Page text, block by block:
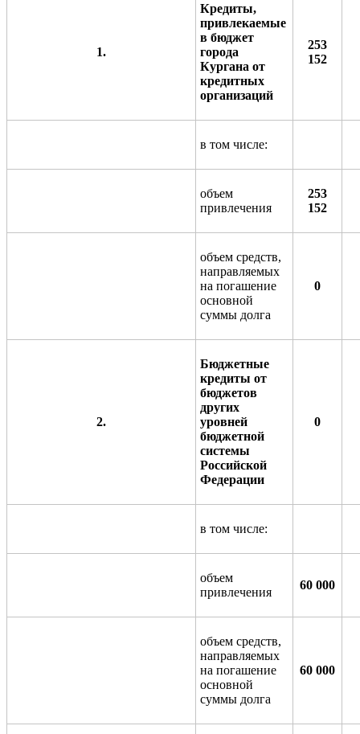
1.
Кредиты,
привлекаемые
в бюджет
города
Кургана от
кредитных
организаций
253
152
в том числе:
объем
привлечения
253
152
объем средств,
направляемых
на погашение
основной
суммы долга
0
2.
Бюджетные
кредиты от
бюджетов
других
уровней
бюджетной
системы
Российской
Федерации
0
в том числе:
объем
привлечения
60 000
объем средств,
направляемых
на погашение
основной
суммы долга
60 000